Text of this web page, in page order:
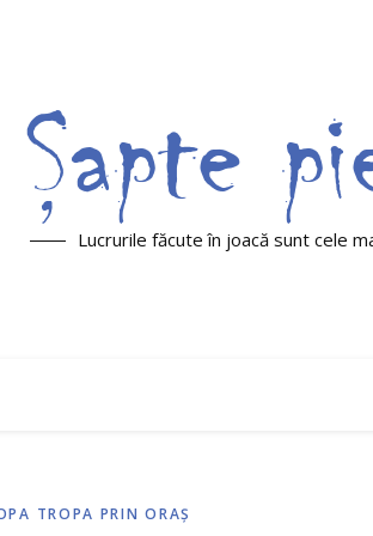
Lucrurile făcute în joacă sunt cele
TROPA PRIN ORAŞ